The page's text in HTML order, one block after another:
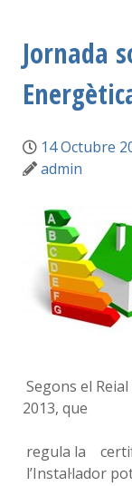
Jornada
14 Octubre
admin
Segons el
2013, que
regula la
l’Instal·lador